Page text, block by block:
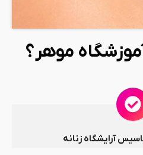
موهر؟
آرایشگاه زنانه